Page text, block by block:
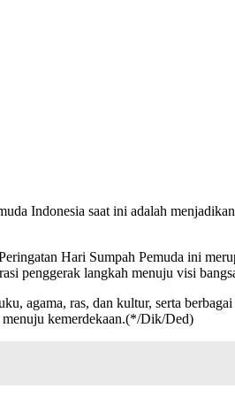
Indonesia saat ini adalah
Hari Sumpah Pemuda ini
penggerak langkah menuju visi
agama, ras, dan kultur, serta
menuju kemerdekaan.(*/Dik/Ded)